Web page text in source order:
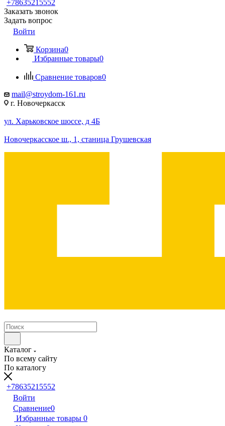
+78635215552
Заказать звонок
Задать вопрос
Войти
Корзина0
Избранные товары0
Сравнение товаров0
mail@stroydom-161.ru
г. Новочеркасск
ул. Харьковское шоссе, д 4Б
Новочеркасское ш., 1, станица Грушевская
Каталог
По всему сайту
По каталогу
+78635215552
Войти
Сравнение0
Избранные товары 0